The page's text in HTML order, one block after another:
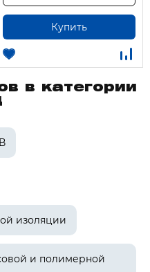
Купить
в категории
изоляции
и полимерной